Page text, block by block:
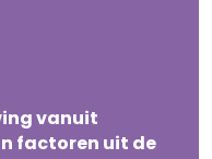
vanuit
factoren uit de